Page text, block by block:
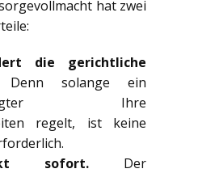
hat zwei
die gerichtliche
Denn solange ein
Ihre
regelt, ist keine
sofort. Der